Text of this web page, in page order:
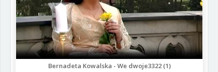
Bernadeta Kowalska - We dwoje3322 (1)